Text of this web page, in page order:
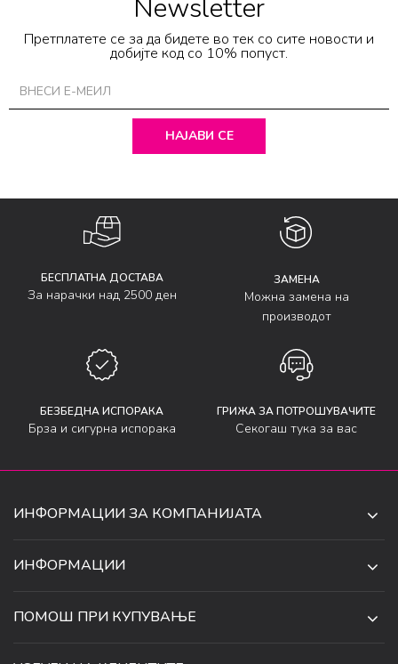
Newsletter
Претплатете се за да бидете во тек со сите новости и
добијте код со 10% попуст.
НАЈАВИ СЕ
БЕСПЛАТНА ДОСТАВА
За нарачки над 2500 ден
ЗАМЕНА
Можна замена на
производот
БЕЗБЕДНА ИСПОРАКА
Брза и сигурна испорака
ГРИЖА ЗА ПОТРОШУВАЧИТЕ
Секогаш тука за вас
ИНФОРМАЦИИ ЗА КОМПАНИЈАТА
СКОПЈЕ, МАКЕДОНИЈА
ИНФОРМАЦИИ
ПОМОШ ПРИ КУПУВАЊЕ